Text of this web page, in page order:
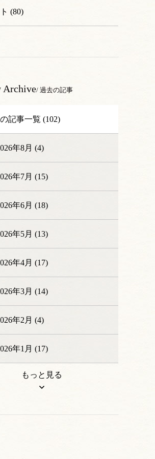
(80)
Archive/ 過去の記事
記事一覧 (102)
年8月 (4)
年7月 (15)
年6月 (18)
年5月 (13)
年4月 (17)
年3月 (14)
年2月 (4)
年1月 (17)
もっと見る